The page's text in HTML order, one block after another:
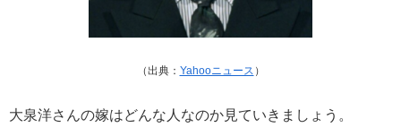
（出典： Yahooニュース ）
大泉洋さんの嫁はどんな人なのか見ていきましょう。